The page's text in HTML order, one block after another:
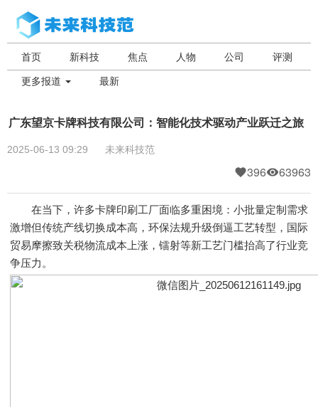
首页 新科技 焦点 人物 公司 评测
更多报道 最新
广东望京卡牌科技有限公司：智能化技术驱动产业跃迁之旅
2025-06-13 09:29 未来科技范
396 63963
在当下，许多卡牌印刷工厂面临多重困境：小批量定制需求
激增但传统产线切换成本高，环保法规升级倒逼工艺转型，国际
贸易摩擦致关税物流成本上涨，镭射等新工艺门槛抬高了行业竞
争压力。